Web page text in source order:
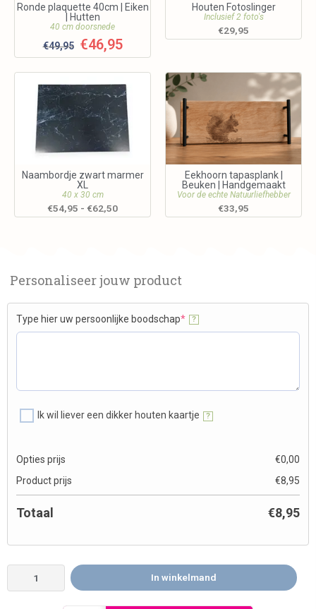
Ronde plaquette 40cm | Eiken
| Hutten
40 cm doorsnede
€49,95 €46,95
Houten Fotoslinger
Inclusief 2 foto's
€29,95
Naambordje zwart marmer
XL
40 x 30 cm
€54,95 - €62,50
Eekhoorn tapasplank |
Beuken | Handgemaakt
Voor de echte Natuurliefhebber
€33,95
Personaliseer jouw product
Type hier uw persoonlijke boodschap* ?
Ik wil liever een dikker houten kaartje ?
Opties prijs €0,00
Product prijs
€8,95
Totaal €8,95
In winkelmand